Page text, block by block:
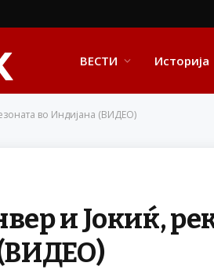
ВЕСТИ Историја
во Индијана (ВИДЕО)
и Јокиќ,